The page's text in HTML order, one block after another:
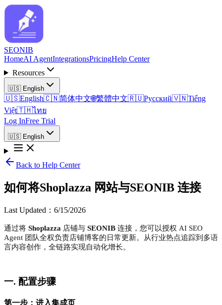
SEONIB
HomeAI AgentIntegrationsPricingHelp Center
Resources
🇺🇸 English
🇺🇸English🇨🇳简体中文🌐繁體中文🇷🇺Русский🇻🇳Tiếng
Việt🇹🇭ไทย
Log InFree Trial
🇺🇸 English
Back to Help Center
如何将Shoplazza 网站与SEONIB 连接
Last Updated ： 6/15/2026
通过将 Shoplazza 店铺与 SEONIB 连接，您可以授权 AI SEO
Agent 团队全权负责店铺博客的日常更新。从行业热点追踪到多语
言内容创作，全链路实现自动化增长。
一. 配置步骤
第一步：进入集成页